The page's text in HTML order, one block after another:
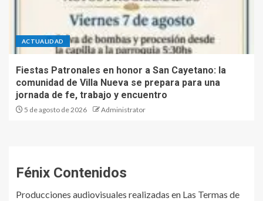
ACTUALIDAD
Fiestas Patronales en honor a San Cayetano: la
comunidad de Villa Nueva se prepara para una
jornada de fe, trabajo y encuentro
5 de agosto de 2026 Administrator
Fénix Contenidos
Producciones audiovisuales realizadas en Las Termas de